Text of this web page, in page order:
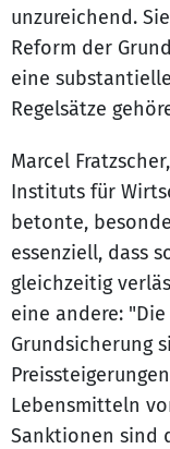
unzureichend.
Reform der
eine
Regelsätze
Marcel
Instituts für
betonte,
essenziell, dass
gleichzeitig
eine andere:
Grundsicherung
Lebensmitteln
Sanktionen sind